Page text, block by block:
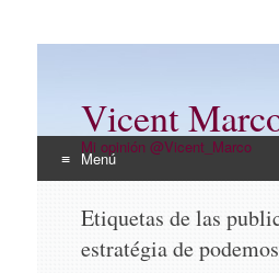
Vicent
Mi opinión @Vicent_Marco
Menú
contenido
Etiquetas de las
estratégia de podemos